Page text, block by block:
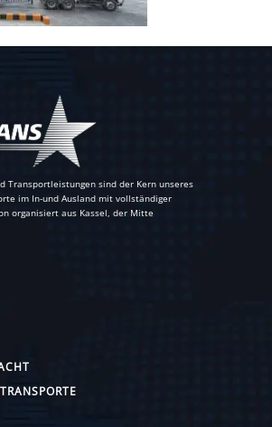
Transportleistungen sind der Kern unseres
im In-und Ausland mit vollständiger
organisiert aus Kassel, der Mitte